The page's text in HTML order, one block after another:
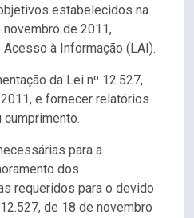
estabelecidos na
novembro de 2011,
à Informação (LAI).
da Lei nº 12.527,
e fornecer relatórios
para a
dos
requeridos para o devido
de 18 de novembro